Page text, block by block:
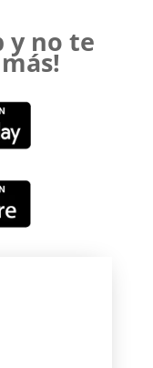
y no te